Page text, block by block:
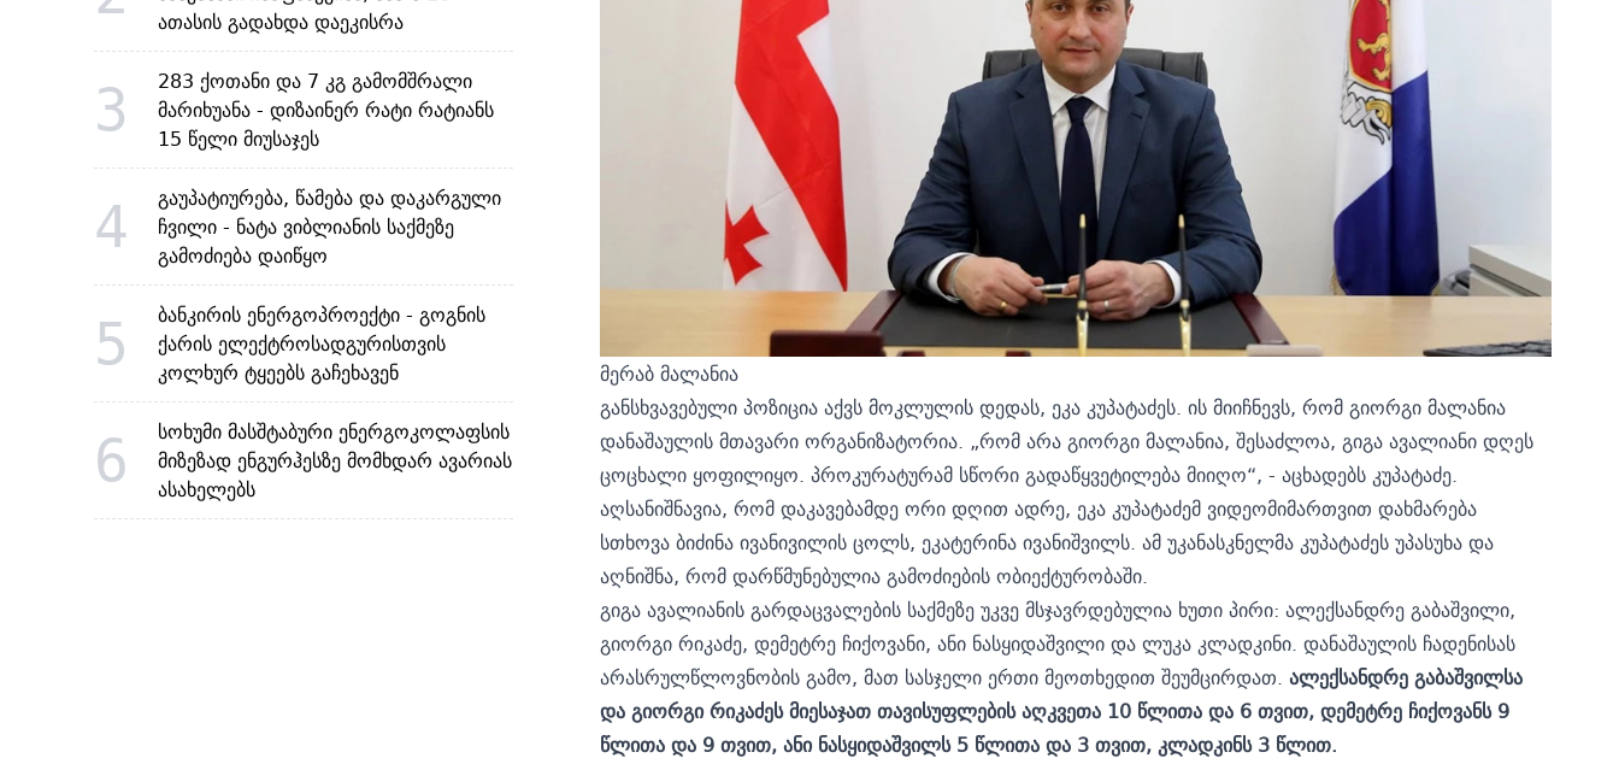
ათასის გადახდა დაეკისრა
3
283 ქოთანი და 7 კგ გამომშრალი
მარიხუანა - დიზაინერ რატი რატიანს
15 წელი მიუსაჯეს
4
გაუპატიურება, წამება და დაკარგული
ჩვილი - ნატა ვიბლიანის საქმეზე
გამოძიება დაიწყო
5
ბანკირის ენერგოპროექტი - გოგნის
ქარის ელექტროსადგურისთვის
კოლხურ ტყეებს გაჩეხავენ
6
სოხუმი მასშტაბური ენერგოკოლაფსის
მიზეზად ენგურჰესზე მომხდარ ავარიას
ასახელებს
მერაბ მალანია
განსხვავებული პოზიცია აქვს მოკლულის დედას, ეკა კუპატაძეს. ის მიიჩნევს, რომ გიორგი მალანია
დანაშაულის მთავარი ორგანიზატორია. „რომ არა გიორგი მალანია, შესაძლოა, გიგა ავალიანი დღეს
ცოცხალი ყოფილიყო. პროკურატურამ სწორი გადაწყვეტილება მიიღო“, - აცხადებს კუპატაძე.
აღსანიშნავია, რომ დაკავებამდე ორი დღით ადრე, ეკა კუპატაძემ ვიდეომიმართვით დახმარება
სთხოვა ბიძინა ივანივილის ცოლს, ეკატერინა ივანიშვილს. ამ უკანასკნელმა კუპატაძეს უპასუხა და
აღნიშნა, რომ დარწმუნებულია გამოძიების ობიექტურობაში.
გიგა ავალიანის გარდაცვალების საქმეზე უკვე მსჯავრდებულია ხუთი პირი: ალექსანდრე გაბაშვილი,
გიორგი რიკაძე, დემეტრე ჩიქოვანი, ანი ნასყიდაშვილი და ლუკა კლადკინი. დანაშაულის ჩადენისას
არასრულწლოვნობის გამო, მათ სასჯელი ერთი მეოთხედით შეუმცირდათ. ალექსანდრე გაბაშვილსა
და გიორგი რიკაძეს მიესაჯათ თავისუფლების აღკვეთა 10 წლითა და 6 თვით, დემეტრე ჩიქოვანს 9
წლითა და 9 თვით, ანი ნასყიდაშვილს 5 წლითა და 3 თვით, კლადკინს 3 წლით.